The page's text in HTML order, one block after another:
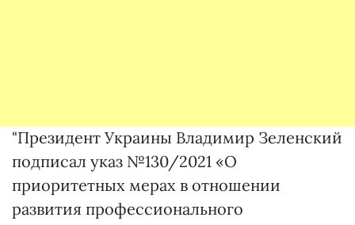
"Президент Украины Владимир Зеленский
подписал указ №130/2021 «О
приоритетных мерах в отношении
развития профессионального